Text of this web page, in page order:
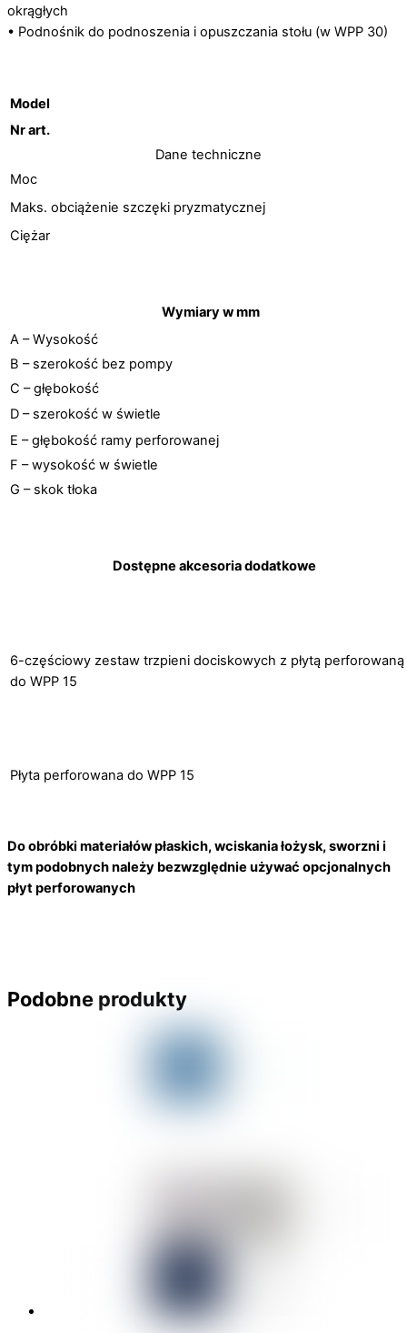
okrągłych
• Podnośnik do podnoszenia i opuszczania stołu (w WPP 30)
Model
Nr art.
Dane techniczne
Moc
Maks. obciążenie szczęki pryzmatycznej
Ciężar
Wymiary w mm
A – Wysokość
B – szerokość bez pompy
C – głębokość
D – szerokość w świetle
E – głębokość ramy perforo­wanej
F – wysokość w świetle
G – skok tłoka
Dostępne akcesoria dodatkowe
6-częściowy zestaw trzpieni dociskowych z płytą perforowaną
do WPP 15
Płyta perforowana do WPP 15
Do obróbki materiałów płaskich, wciskania łożysk, sworzni i
tym podobnych należy bezwzględnie używać opcjonalnych
płyt perforowanych
Podobne produkty